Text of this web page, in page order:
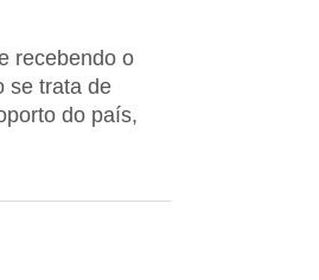
recebendo o
se trata de
do país,